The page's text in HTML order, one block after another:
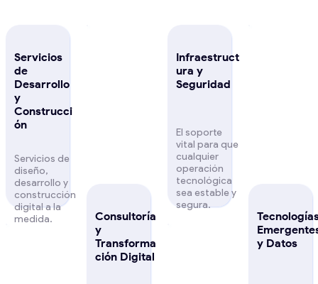
Servicios
de
Desarrollo
y
Construcci
ón
Servicios de
diseño,
desarrollo y
construcción
digital a la
medida.
Consultoría
y
Transforma
ción Digital
Infraestruct
ura y
Seguridad
El soporte
vital para que
cualquier
operación
tecnológica
sea estable y
segura.
y Datos